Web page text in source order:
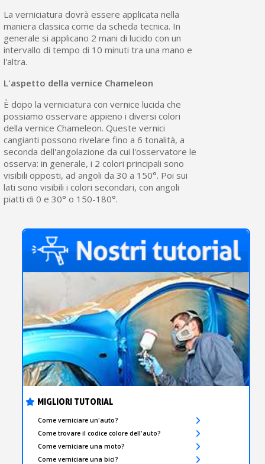
MIGLIORI TUTORIAL
Come verniciare un'auto?
Come trovare il codice colore dell'auto?
Come verniciare una moto?
Come verniciare una bici?
La verniciatura dovrà essere applicata nella
maniera classica come da scheda tecnica. In
generale si applicano 2 mani di lucido con un
intervallo di tempo di 10 minuti tra una mano e
l'altra.
L'aspetto della vernice Chameleon
È dopo la verniciatura con vernice lucida che
possiamo osservare appieno i diversi colori
della vernice Chameleon. Queste vernici
cangianti possono rivelare fino a 6 tonalità, a
seconda dell'angolazione da cui l'osservatore le
osserva: in generale, i 2 colori principali sono
visibili opposti, ad angoli da 30 a 150°. Poi sui
lati sono visibili i colori secondari, con angoli
piatti di 0 e 30° o 150-180°.